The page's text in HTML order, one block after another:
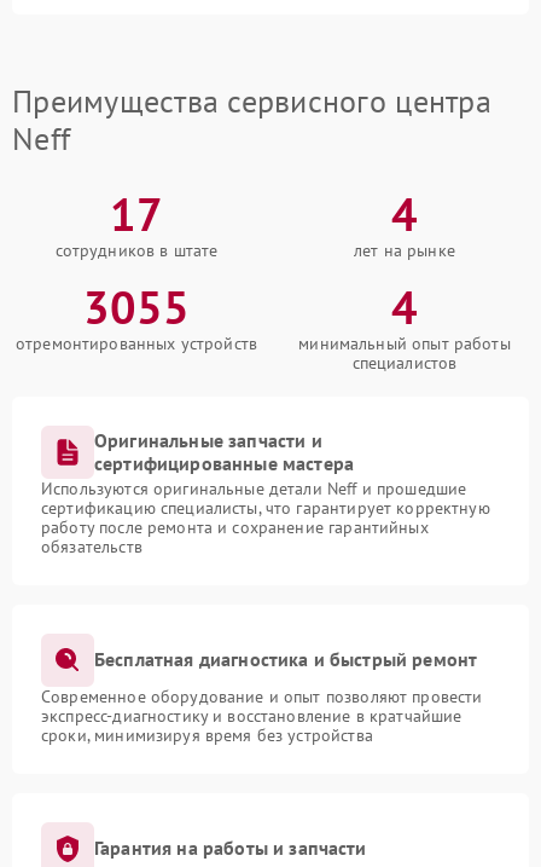
Преимущества сервисного центра
Neff
17
сотрудников в штате
4
лет на рынке
3055
отремонтированных устройств
4
минимальный опыт работы
специалистов
Оригинальные запчасти и
сертифицированные мастера
Используются оригинальные детали Neff и прошедшие
сертификацию специалисты, что гарантирует корректную
работу после ремонта и сохранение гарантийных
обязательств
Бесплатная диагностика и быстрый ремонт
Современное оборудование и опыт позволяют провести
экспресс-диагностику и восстановление в кратчайшие
сроки, минимизируя время без устройства
Гарантия на работы и запчасти